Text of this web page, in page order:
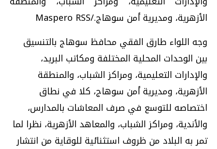
الأزهرية، ومديرية أمن سوهاج./Maspero RSS
وجه اللواء طارق الفقي محافظ سوهاج بالتنسيق
بين الوحدات المحلية المختلفة ومكاتب البريد،
والإدارات التعليمية، ومراكز الشباب، والمنطقة
الأزهرية، ومديرية أمن سوهاج، كلا في نطاق
اختصاصه للتوسع في صرف المعاشات بالمدارس،
والأندية، ومراكز الشباب، والمعاهد الأزهرية، نظرا لما
تمر به البلاد من ظروف استثنائية للوقاية من انتشار